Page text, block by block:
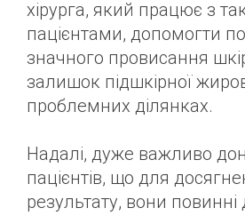
хірурга, який працює з
пацієнтами, допомогти
значного провисання
залишок підшкірної
проблемних ділянках.
Надалі, дуже важливо
пацієнтів, що для
результату, вони